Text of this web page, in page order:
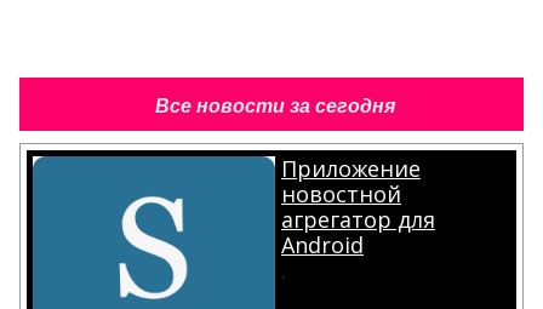
Все новости за сегодня
Приложение
новостной
агрегатор для
Android
.